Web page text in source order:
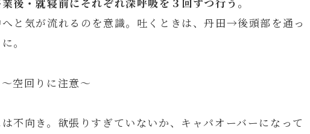
と気が流れるのを意識。吐くときは、丹田→後頭部を通っ
。
～空回りに注意～
不向き。欲張りすぎていないか、キャパオーバーになって